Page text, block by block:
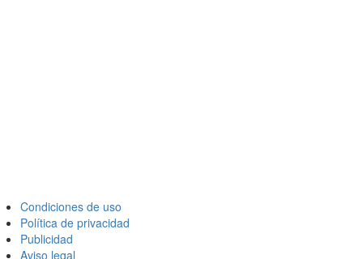
Condiciones de uso
Política de privacidad
Publicidad
Aviso legal